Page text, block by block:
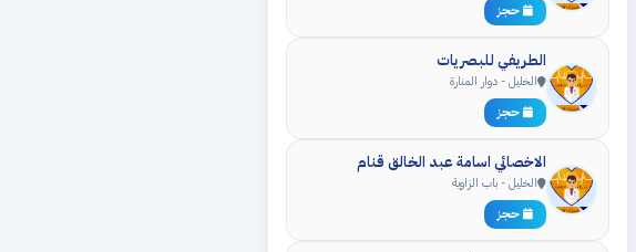
حجز
الطريفي للبصريات
الخليل - دوار المنارة
حجز
الاخصائي اسامة عبد الخالق قنام
الخليل - باب الزاوية
حجز